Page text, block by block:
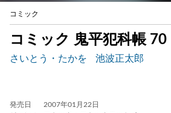
コミック
コミック 鬼平犯科帳 70
さいとう・たかを 池波正太郎
発売日
2007年01月22日